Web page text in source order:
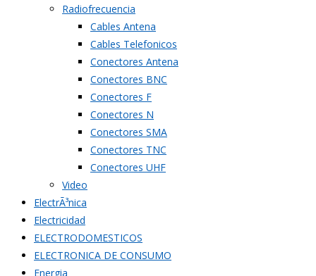
Radiofrecuencia
Cables Antena
Cables Telefonicos
Conectores Antena
Conectores BNC
Conectores F
Conectores N
Conectores SMA
Conectores TNC
Conectores UHF
Video
ElectrÃ³nica
Electricidad
ELECTRODOMESTICOS
ELECTRONICA DE CONSUMO
Energia